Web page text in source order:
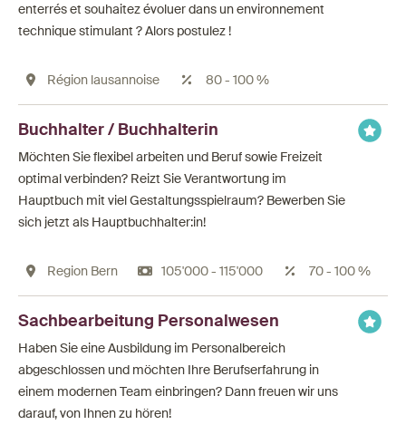
enterrés et souhaitez évoluer dans un environnement
technique stimulant ? Alors postulez !
Région lausannoise 80 - 100 %
Buchhalter / Buchhalterin
Möchten Sie flexibel arbeiten und Beruf sowie Freizeit
optimal verbinden? Reizt Sie Verantwortung im
Hauptbuch mit viel Gestaltungsspielraum? Bewerben Sie
sich jetzt als Hauptbuchhalter:in!
Region Bern 105'000 - 115'000 70 - 100 %
Sachbearbeitung Personalwesen
Haben Sie eine Ausbildung im Personalbereich
abgeschlossen und möchten Ihre Berufserfahrung in
einem modernen Team einbringen? Dann freuen wir uns
darauf, von Ihnen zu hören!